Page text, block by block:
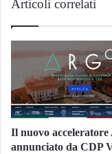
Articoli correlati
Il nuovo acceleratore
annunciato da CDP